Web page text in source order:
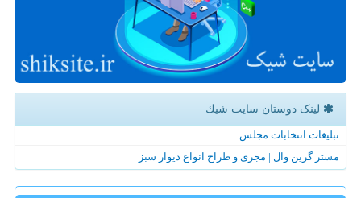
لینک دوستان سایت شیك
تبلیغات انتخابات مجلس
مستر گرین وال | مجری و طراح انواع دیوار سبز